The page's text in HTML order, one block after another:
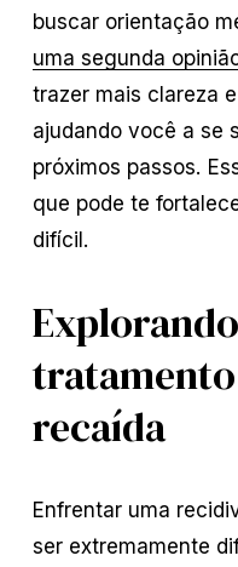
buscar orientação
uma segunda
trazer mais clareza
ajudando você a se
próximos passos.
que pode te
difícil.
recaída
Enfrentar uma
ser extremamente